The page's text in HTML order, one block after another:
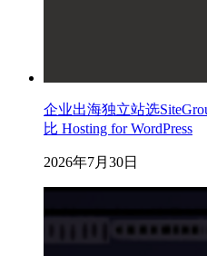
企业出海独立站选
比 Hosting for WordPress
2026年7月30日